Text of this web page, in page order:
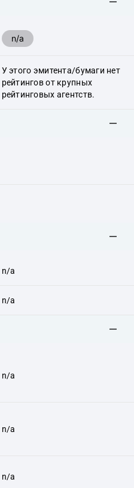
n/a
У этого эмитента/бумаги нет
рейтингов от крупных
рейтинговых агентств.
n/a
n/a
n/a
n/a
n/a